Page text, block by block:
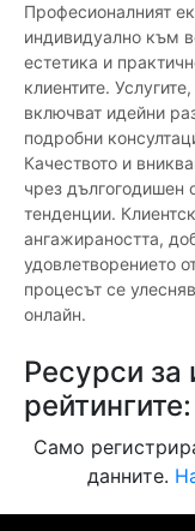
Професионалният
индивидуално към
естетика и
клиентите.
включват идейни
подробни
Качеството и
чрез дългогодишен
тенденции.
ангажираността,
удовлетворението
процесът се
онлайн.
Ресурси за
рейтингите:
Само
данните.